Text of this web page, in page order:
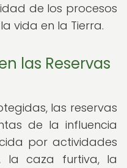
de los procesos
vida en la Tierra.
las Reservas
las reservas
de la influencia
por actividades
la caza furtiva, la